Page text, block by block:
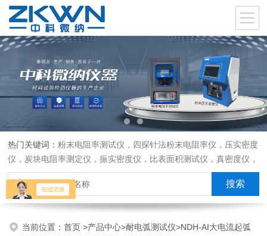
热门关键词：粉末电阻率测试仪，四探针法粉末电阻率仪，压实密度
仪，炭块电阻率测定仪，振实密度仪，比表面积测试仪，真密度仪，
炭块热膨胀仪，炭块透气率仪，炭块二氧化碳反应测定仪
当前位置：首页>产品中心>耐电弧测试仪>NDH-AI大电流起弧